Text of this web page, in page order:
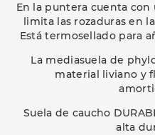
En la puntera cuenta con
limita las rozaduras en
Está termosellado para
La mediasuela de
material liviano y
Suela de caucho
alta